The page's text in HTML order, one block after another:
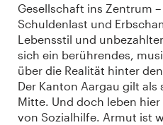
Gesellschaft ins Zentrum
Schuldenlast und
Lebensstil und
sich ein berührendes,
über die Realität hinter
Der Kanton Aargau gilt
Mitte. Und doch leben
von Sozialhilfe. Armut ist